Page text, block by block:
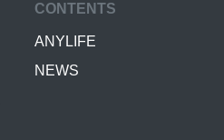
CONTENTS
ANYLIFE
NEWS